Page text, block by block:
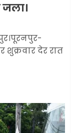
शुक्रवार देर रात